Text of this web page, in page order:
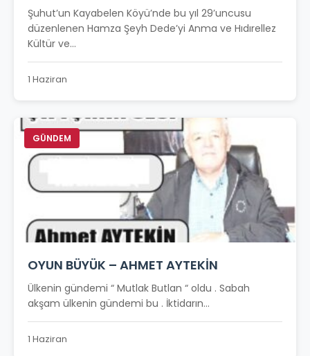
Şuhut’un Kayabelen Köyü’nde bu yıl 29’uncusu
düzenlenen Hamza Şeyh Dede’yi Anma ve Hıdırellez
Kültür ve...
1 Haziran
GÜNDEM
OYUN BÜYÜK – AHMET AYTEKİN
Ülkenin gündemi “ Mutlak Butlan “ oldu . Sabah
akşam ülkenin gündemi bu . İktidarın...
1 Haziran